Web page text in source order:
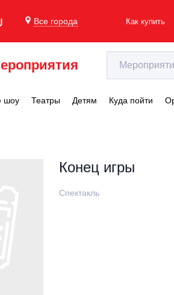
Все города Как купить
шоу Театры Детям Куда пойти
Конец игры
Спектакль